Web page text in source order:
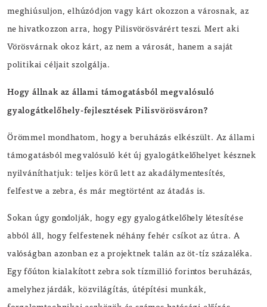
meghiúsuljon, elhúzódjon vagy kárt okozzon a városnak, az
ne hivatkozzon arra, hogy Pilisvörösvárért teszi. Mert aki
Vörösvárnak okoz kárt, az nem a városát, hanem a saját
politikai céljait szolgálja.
Hogy állnak az állami támogatásból megvalósuló
gyalogátkelőhely-fejlesztések Pilisvörösváron?
Örömmel mondhatom, hogy a beruházás elkészült. Az állami
támogatásból megvalósuló két új gyalogátkelőhelyet késznek
nyilváníthatjuk: teljes körű lett az akadálymentesítés,
felfestve a zebra, és már megtörtént az átadás is.
Sokan úgy gondolják, hogy egy gyalogátkelőhely létesítése
abból áll, hogy felfestenek néhány fehér csíkot az útra. A
valóságban azonban ez a projektnek talán az öt-tíz százaléka.
Egy főúton kialakított zebra sok tízmillió forintos beruházás,
amelyhez járdák, közvilágítás, útépítési munkák,